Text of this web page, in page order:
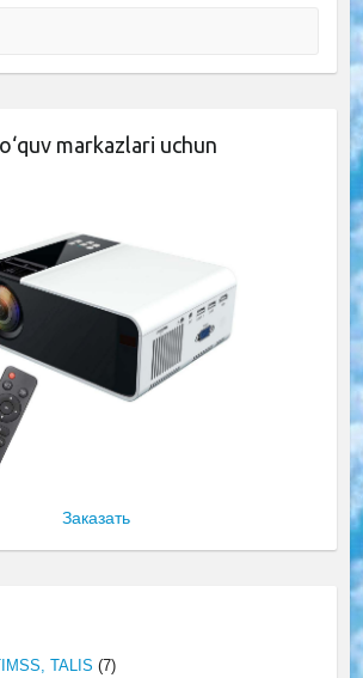
markazlari uchun
Заказать
TALIS (7)